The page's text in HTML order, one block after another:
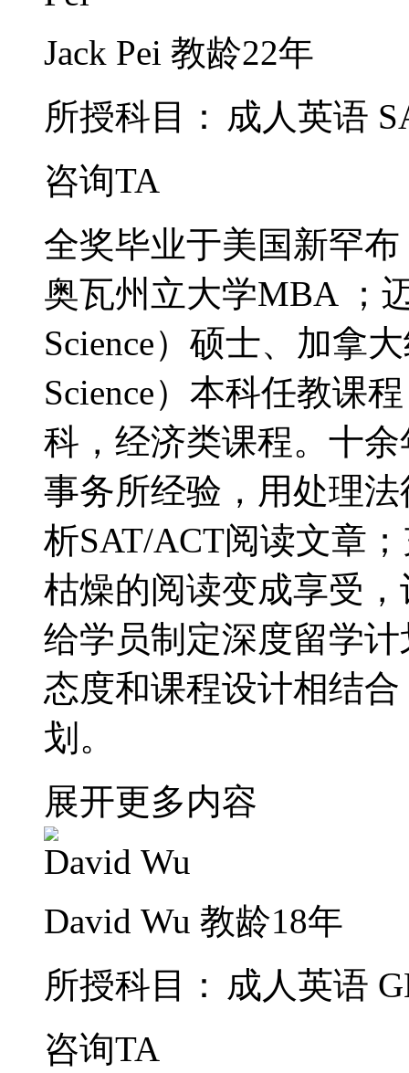
Jack Pei 教龄22年
所授科目： 成人英语
咨询TA
全奖毕业于美国新罕
奥瓦州立大学MBA ；
Science）硕士、加拿
Science）本科任教课
科，经济类课程。十
事务所经验，用处理
析SAT/ACT阅读文章
枯燥的阅读变成享受
给学员制定深度留学
态度和课程设计相结
划。
展开更多内容
David Wu 教龄18年
所授科目： 成人英语
咨询TA